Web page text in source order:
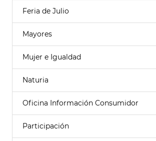
Feria de Julio
Mayores
Mujer e Igualdad
Naturia
Oficina Información Consumidor
Participación